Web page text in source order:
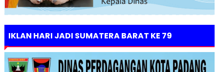
IKLAN HARI JADI SUMATERA BARAT KE 79